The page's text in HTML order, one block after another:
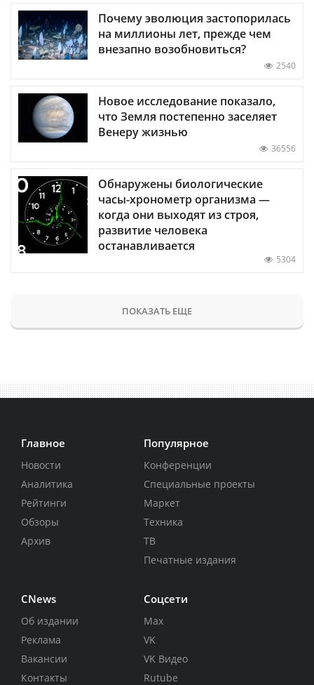
Почему эволюция застопорилась
на миллионы лет, прежде чем
внезапно возобновиться?
2540
Новое исследование показало,
что Земля постепенно заселяет
Венеру жизнью
36556
Обнаружены биологические
часы-хронометр организма —
когда они выходят из строя,
развитие человека
останавливается
5304
ПОКАЗАТЬ ЕЩЕ
Главное
Новости
Аналитика
Рейтинги
Обзоры
Архив
Популярное
Конференции
Специальные проекты
Маркет
Техника
ТВ
Печатные издания
CNews
Об издании
Реклама
Вакансии
Контакты
Соцсети
Max
VK
VK Видео
Rutube